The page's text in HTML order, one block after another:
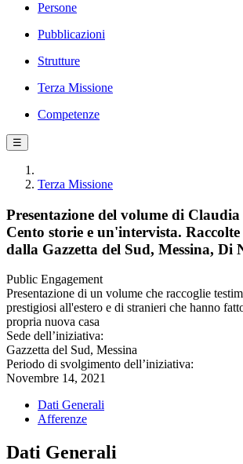
Persone
Pubblicazioni
Strutture
Terza Missione
Competenze
☰
Terza Missione
Presentazione del volume di Claudia
Cento storie e un'intervista. Raccolte
dalla Gazzetta del Sud, Messina, Di
Public Engagement
Presentazione di un volume che raccoglie
prestigiosi all'estero e di stranieri che hanno
propria nuova casa
Sede dell’iniziativa:
Gazzetta del Sud, Messina
Periodo di svolgimento dell’iniziativa:
Novembre 14, 2021
Dati Generali
Afferenze
Dati Generali